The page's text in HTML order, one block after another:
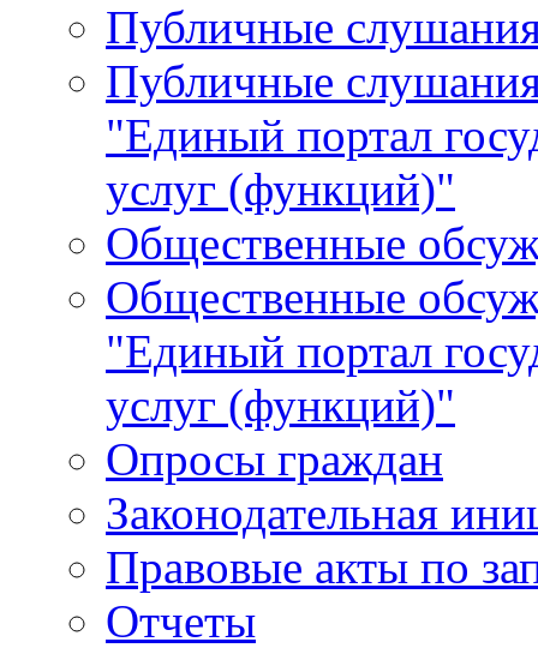
Публичные
Публичные
"Единый портал
услуг (функций)"
Общественные
Общественные
"Единый портал
услуг (функций)"
Опросы граждан
Законодательная
Правовые акты по
Отчеты